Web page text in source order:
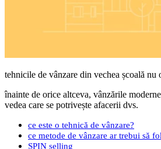
tehnicile de vânzare din vechea școală
înainte de orice altceva, vânzările
vedea care se potrivește afacerii dvs.
ce este o tehnică de vânzare?
ce metode de vânzare ar trebui să
SPIN selling